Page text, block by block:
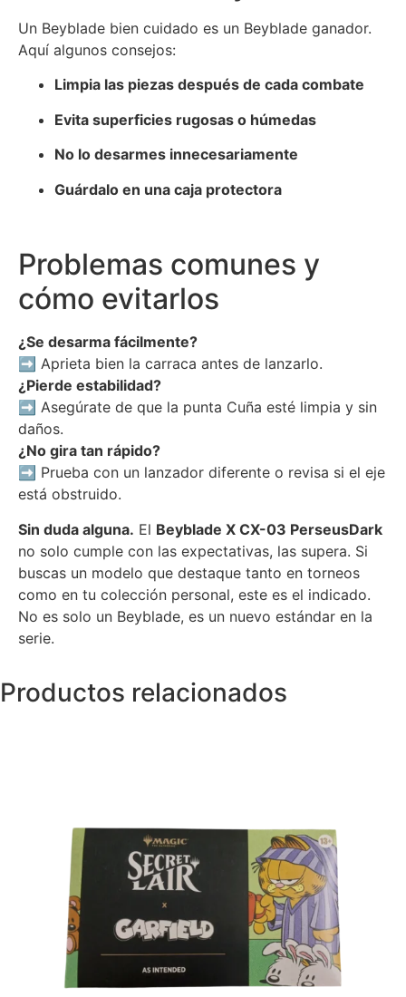
Un Beyblade bien cuidado es un Beyblade ganador.
Aquí algunos consejos:
Limpia las piezas después de cada combate
Evita superficies rugosas o húmedas
No lo desarmes innecesariamente
Guárdalo en una caja protectora
Problemas comunes y
cómo evitarlos
¿Se desarma fácilmente?
➡ Aprieta bien la carraca antes de lanzarlo.
¿Pierde estabilidad?
➡ Asegúrate de que la punta Cuña esté limpia y sin
daños.
¿No gira tan rápido?
➡ Prueba con un lanzador diferente o revisa si el eje
está obstruido.
Sin duda alguna. El Beyblade X CX-03 PerseusDark
no solo cumple con las expectativas, las supera. Si
buscas un modelo que destaque tanto en torneos
como en tu colección personal, este es el indicado.
No es solo un Beyblade, es un nuevo estándar en la
serie.
Productos relacionados